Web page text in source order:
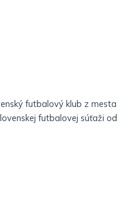
futbalový klub z mesta
futbalovej súťaži od